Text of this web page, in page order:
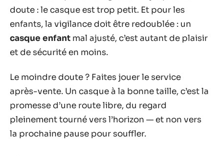
doute : le casque est trop petit. Et pour les
enfants, la vigilance doit être redoublée : un
casque enfant mal ajusté, c’est autant de plaisir
et de sécurité en moins.
Le moindre doute ? Faites jouer le service
après-vente. Un casque à la bonne taille, c’est la
promesse d’une route libre, du regard
pleinement tourné vers l’horizon — et non vers
la prochaine pause pour souffler.